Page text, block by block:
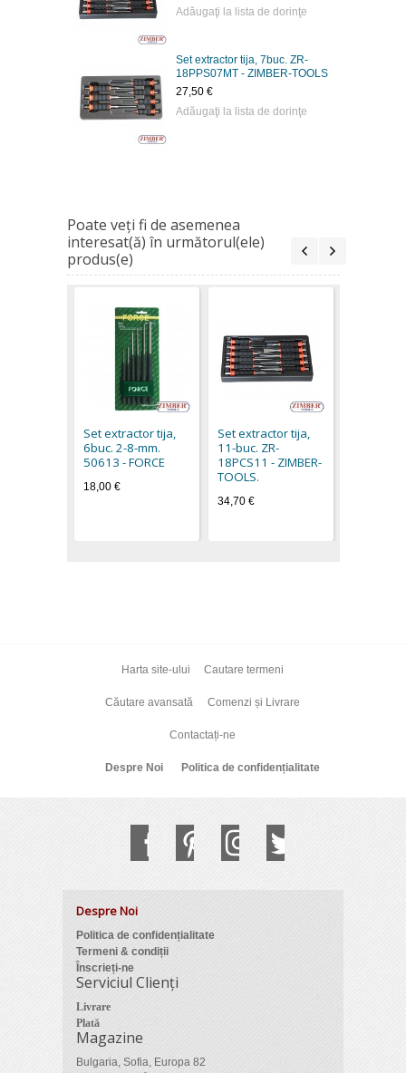
Adăugaţi la lista de dorinţe
Set extractor tija, 7buc. ZR-
18PPS07MT - ZIMBER-TOOLS
27,50 €
Adăugaţi la lista de dorinţe
Poate veţi fi de asemenea
interesat(ă) în următorul(ele)
produs(e)
Set extractor tija,
6buc. 2-8-mm.
50613 - FORCE
18,00 €
Set extractor tija,
11-buc. ZR-
18PCS11 - ZIMBER-
TOOLS.
34,70 €
Harta site-ului Cautare termeni
Căutare avansată Comenzi și Livrare
Contactați-ne
Despre Noi Politica de confidențialitate
Despre Noi
Politica de confidențialitate
Termeni & condiții
Înscrieți-ne
Serviciul Clienți
Livrare
Plată
Magazine
Bulgaria, Sofia, Europa 82